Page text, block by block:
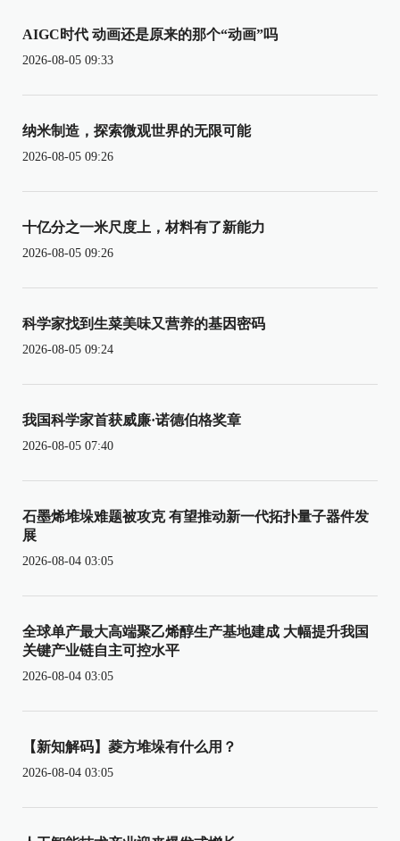
AIGC时代 动画还是原来的那个“动画”吗
2026-08-05 09:33
纳米制造，探索微观世界的无限可能
2026-08-05 09:26
十亿分之一米尺度上，材料有了新能力
2026-08-05 09:26
科学家找到生菜美味又营养的基因密码
2026-08-05 09:24
我国科学家首获威廉·诺德伯格奖章
2026-08-05 07:40
石墨烯堆垛难题被攻克 有望推动新一代拓扑量子器件发
展
2026-08-04 03:05
全球单产最大高端聚乙烯醇生产基地建成 大幅提升我国
关键产业链自主可控水平
2026-08-04 03:05
【新知解码】菱方堆垛有什么用？
2026-08-04 03:05